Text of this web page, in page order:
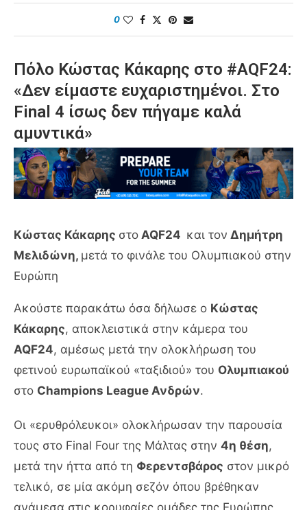
0
Πόλο Κώστας Κάκαρης στο #AQF24:
«Δεν είμαστε ευχαριστημένοι. Στο
Final 4 ίσως δεν πήγαμε καλά
αμυντικά»
Κώστας Κάκαρης στο AQF24 και τον Δημήτρη
Μελιδώνη, μετά το φινάλε του Ολυμπιακού στην
Ευρώπη
Ακούστε παρακάτω όσα δήλωσε ο Κώστας
Κάκαρης, αποκλειστικά στην κάμερα του
AQF24, αμέσως μετά την ολοκλήρωση του
φετινού ευρωπαϊκού «ταξιδιού» του Ολυμπιακού
στο Champions League Ανδρών.
Οι «ερυθρόλευκοι» ολοκλήρωσαν την παρουσία
τους στο Final Four της Μάλτας στην 4η θέση,
μετά την ήττα από τη Φερεντσβάρος στον μικρό
τελικό, σε μία ακόμη σεζόν όπου βρέθηκαν
ανάμεσα στις κορυφαίες ομάδες της Ευρώπης.